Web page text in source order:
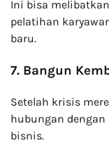
Ini bisa
pelatihan
baru.
7. Bangun
Setelah krisis
hubungan dengan
bisnis.